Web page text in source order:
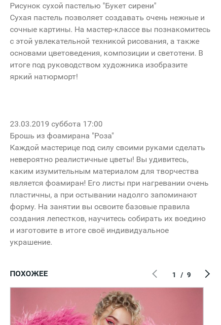
Рисунок сухой пастелью "Букет сирени"
Сухая пастель позволяет создавать очень нежные и
сочные картины. На мастер-классе вы познакомитесь
с этой увлекательной техникой рисования, а также
основами цветоведения, композиции и светотени. В
итоге под руководством художника изобразите
яркий натюрморт!
23.03.2019 суббота 17:00
Брошь из фоамирана "Роза"
Каждой мастерице под силу своими руками сделать
невероятно реалистичные цветы! Вы удивитесь,
каким изумительным материалом для творчества
является фоамиран! Его листы при нагревании очень
пластичны, а при остывании надолго запоминают
форму. На занятии вы освоите базовые правила
создания лепестков, научитесь собирать их воедино
и изготовите в итоге своё индивидуальное
украшение.
ПОХОЖЕЕ 1 / 9